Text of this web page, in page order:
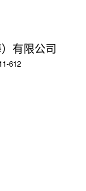
有限公司
612